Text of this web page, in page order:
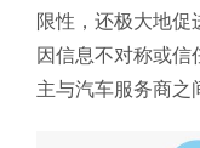
限性，还极大地促
因信息不对称或信
主与汽车服务商之